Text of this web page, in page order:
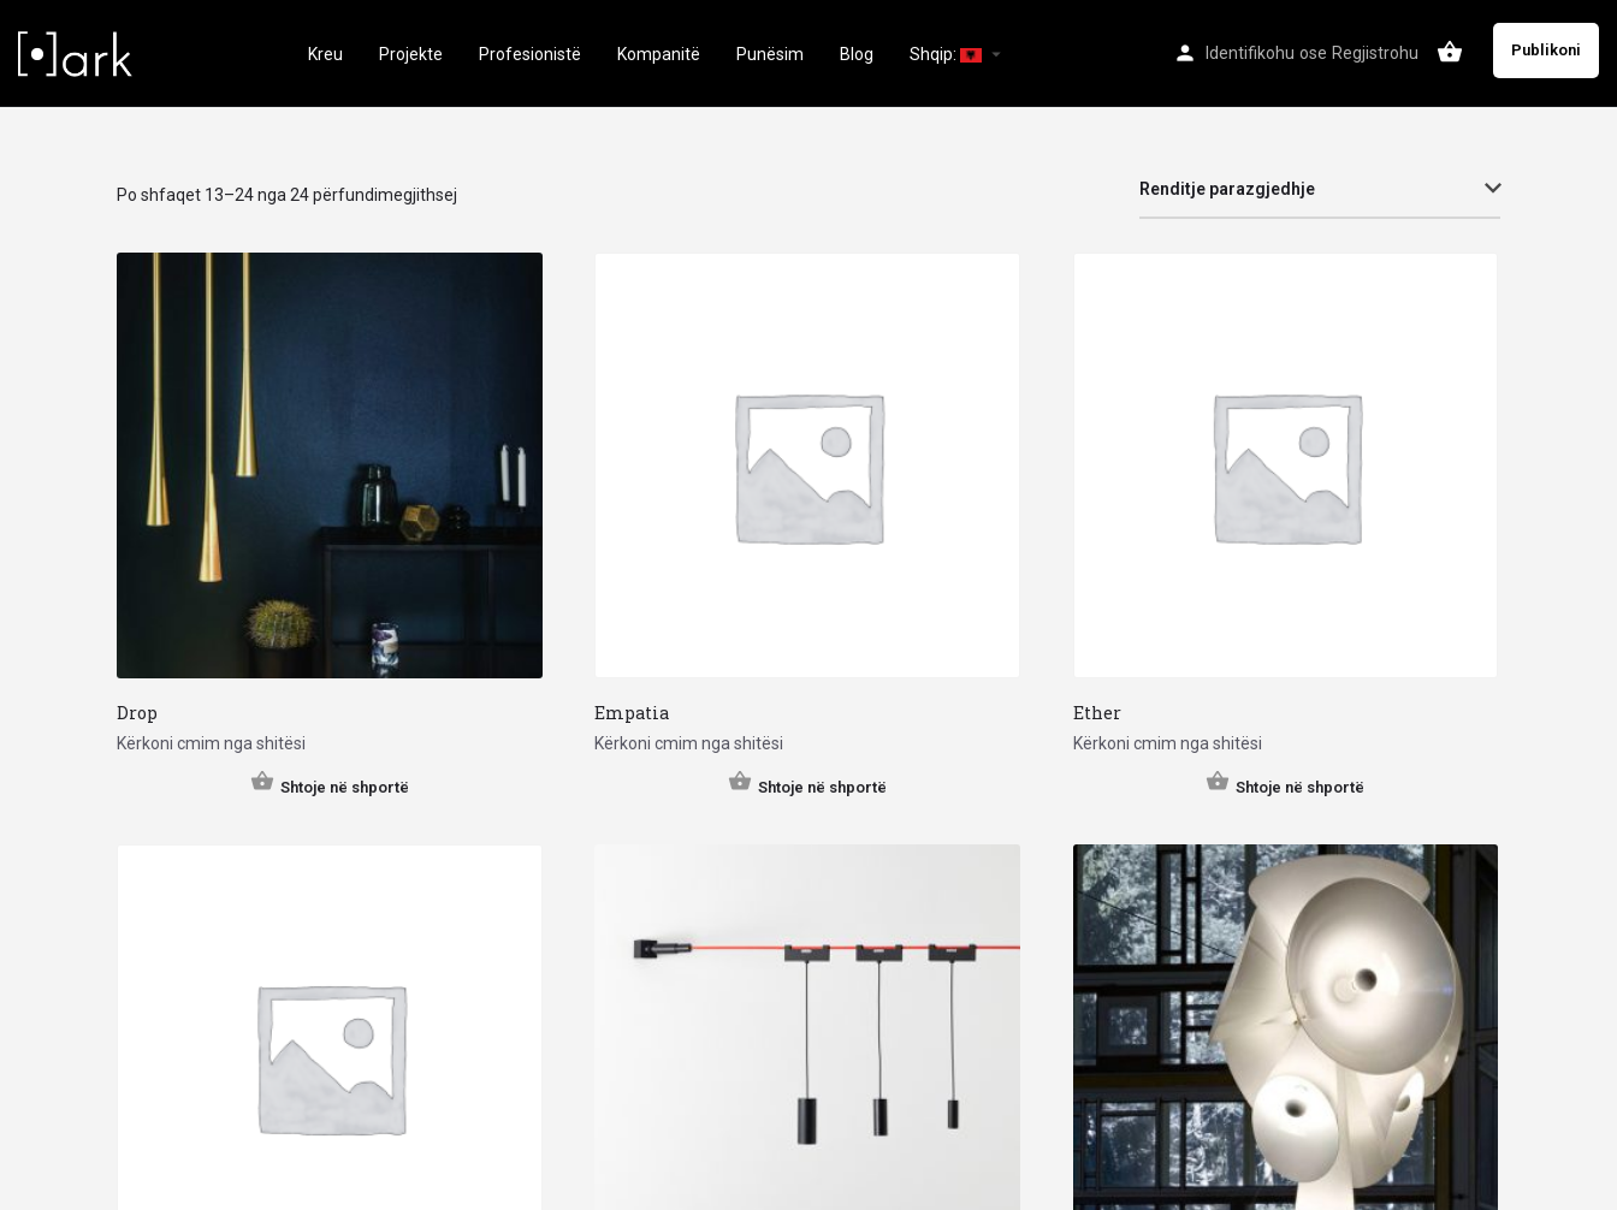
Identifikohu ose Regjistrohu Publikoni
Kreu Projekte Profesionistë Kompanitë Punësim Blog Shqip: arrow_drop_down
Po shfaqet 13–24 nga 24 përfundimegjithsej Renditje parazgjedhje
Drop
Kërkoni cmim nga shitësi
Shtoje në shportë
Empatia
Kërkoni cmim nga shitësi
Shtoje në shportë
Ether
Kërkoni cmim nga shitësi
Shtoje në shportë